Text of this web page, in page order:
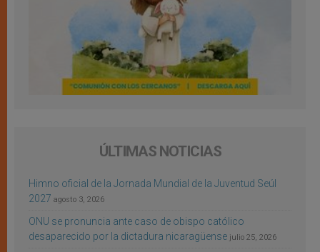
ÚLTIMAS NOTICIAS
Himno oficial de la Jornada Mundial de la Juventud Seúl
2027 agosto 3, 2026
ONU se pronuncia ante caso de obispo católico
desaparecido por la dictadura nicaragüense julio 25, 2026